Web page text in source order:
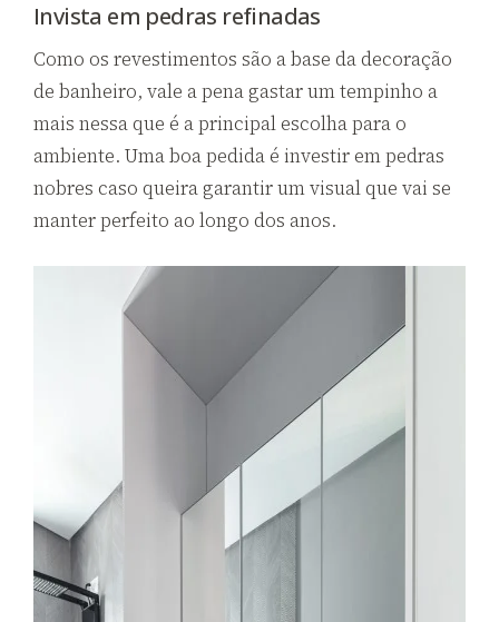
Invista em pedras refinadas
Como os revestimentos são a base da decoração
de banheiro, vale a pena gastar um tempinho a
mais nessa que é a principal escolha para o
ambiente. Uma boa pedida é investir em pedras
nobres caso queira garantir um visual que vai se
manter perfeito ao longo dos anos.